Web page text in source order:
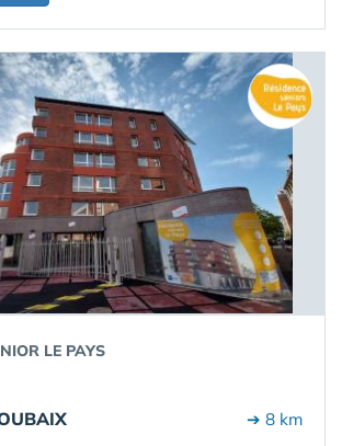
LE PAYS
➔ 8 km